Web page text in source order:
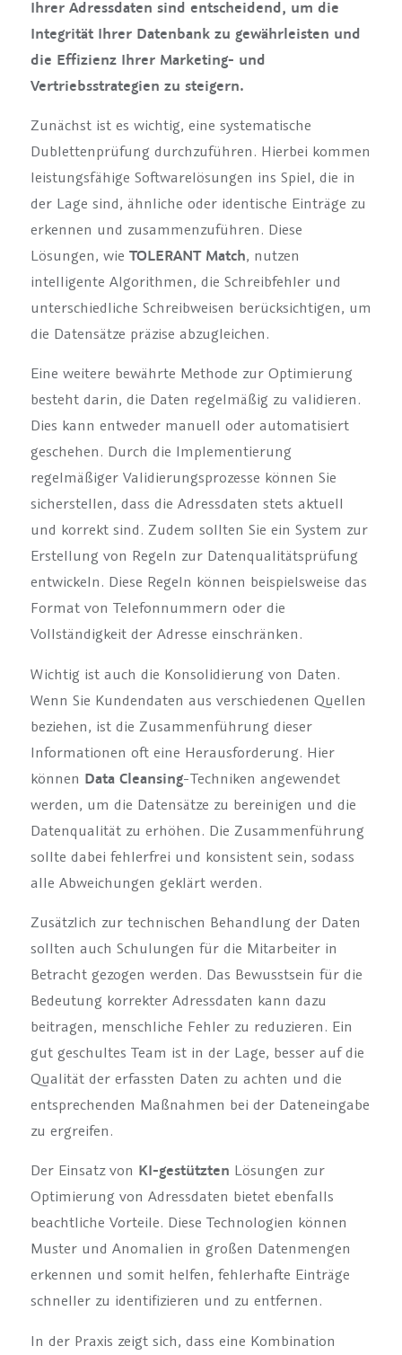
Ihrer Adressdaten sind entscheidend, um die
Integrität Ihrer Datenbank zu gewährleisten und
die Effizienz Ihrer Marketing- und
Vertriebsstrategien zu steigern.
Zunächst ist es wichtig, eine systematische
Dublettenprüfung durchzuführen. Hierbei kommen
leistungsfähige Softwarelösungen ins Spiel, die in
der Lage sind, ähnliche oder identische Einträge zu
erkennen und zusammenzuführen. Diese
Lösungen, wie TOLERANT Match, nutzen
intelligente Algorithmen, die Schreibfehler und
unterschiedliche Schreibweisen berücksichtigen, um
die Datensätze präzise abzugleichen.
Eine weitere bewährte Methode zur Optimierung
besteht darin, die Daten regelmäßig zu validieren.
Dies kann entweder manuell oder automatisiert
geschehen. Durch die Implementierung
regelmäßiger Validierungsprozesse können Sie
sicherstellen, dass die Adressdaten stets aktuell
und korrekt sind. Zudem sollten Sie ein System zur
Erstellung von Regeln zur Datenqualitätsprüfung
entwickeln. Diese Regeln können beispielsweise das
Format von Telefonnummern oder die
Vollständigkeit der Adresse einschränken.
Wichtig ist auch die Konsolidierung von Daten.
Wenn Sie Kundendaten aus verschiedenen Quellen
beziehen, ist die Zusammenführung dieser
Informationen oft eine Herausforderung. Hier
können Data Cleansing-Techniken angewendet
werden, um die Datensätze zu bereinigen und die
Datenqualität zu erhöhen. Die Zusammenführung
sollte dabei fehlerfrei und konsistent sein, sodass
alle Abweichungen geklärt werden.
Zusätzlich zur technischen Behandlung der Daten
sollten auch Schulungen für die Mitarbeiter in
Betracht gezogen werden. Das Bewusstsein für die
Bedeutung korrekter Adressdaten kann dazu
beitragen, menschliche Fehler zu reduzieren. Ein
gut geschultes Team ist in der Lage, besser auf die
Qualität der erfassten Daten zu achten und die
entsprechenden Maßnahmen bei der Dateneingabe
zu ergreifen.
Der Einsatz von KI-gestützten Lösungen zur
Optimierung von Adressdaten bietet ebenfalls
beachtliche Vorteile. Diese Technologien können
Muster und Anomalien in großen Datenmengen
erkennen und somit helfen, fehlerhafte Einträge
schneller zu identifizieren und zu entfernen.
In der Praxis zeigt sich, dass eine Kombination